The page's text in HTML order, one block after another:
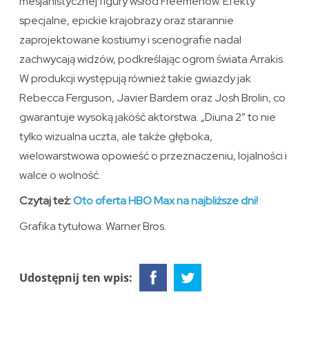
specjalne, epickie krajobrazy oraz starannie
zaprojektowane kostiumy i scenografie nadal
zachwycają widzów, podkreślając ogrom świata Arrakis.
W produkcji występują również takie gwiazdy jak
Rebecca Ferguson, Javier Bardem oraz Josh Brolin, co
gwarantuje wysoką jakość aktorstwa. „Diuna 2” to nie
tylko wizualna uczta, ale także głęboka,
wielowarstwowa opowieść o przeznaczeniu, lojalności i
walce o wolność.
Czytaj też:Oto oferta HBO Max na najbliższe dni!
Grafika tytułowa: Warner Bros.
Udostępnij ten wpis: